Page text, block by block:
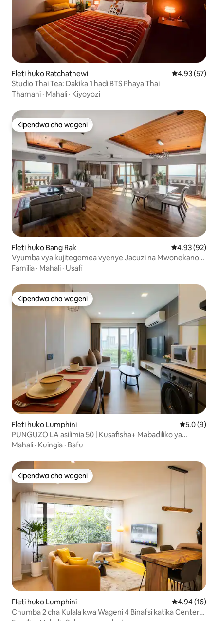
Fleti huko Ratchathewi Ukadiriaji wa
4.93 (57)
Studio Thai Tea: Dakika 1 hadi BTS Phaya Thai
Thamani · Mahali · Kiyoyozi
Kipendwa cha wageni
Kipendwa cha wageni
Fleti huko Bang Rak Ukadiriaji wa
4.93 (92)
Vyumba vya kujitegemea vyenye Jacuzi na Mwonekano
wa Mto, vyenye vyumba 3 vya kulala, ghorofa ya
Familia · Mahali · Usafi
Kipendwa cha wageni
Kipendwa cha wageni
Fleti huko Lumphini Ukadiriaji
5.0 (9)
PUNGUZO LA asilimia 50 | Kusafisha+ Mabadiliko ya
Karatasi | KingBed | SAA 24
Mahali · Kuingia · Bafu
Kipendwa cha wageni
Kipendwa cha wageni
Fleti huko Lumphini Ukadiriaji wa
4.94 (16)
Chumba 2 cha Kulala kwa Wageni 4 Binafsi katika Center